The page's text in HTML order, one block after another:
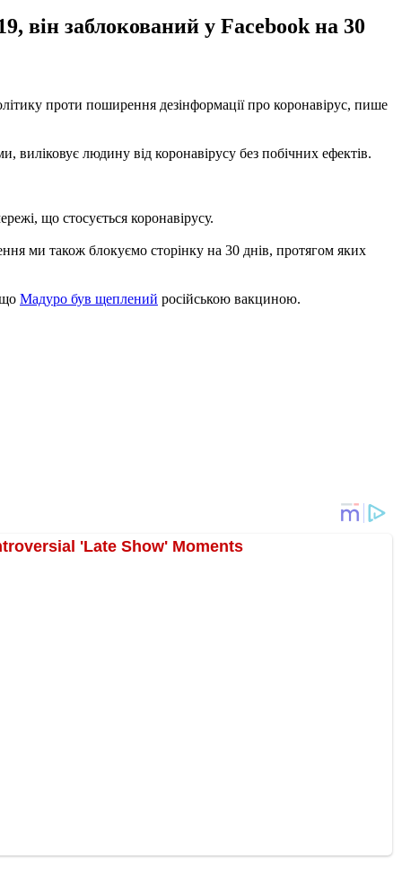
він заблокований у Facebook на 30
проти поширення дезінформації про коронавірус, пише
людину від коронавірусу без побічних ефектів.
що стосується коронавірусу.
ми також блокуємо сторінку на 30 днів, протягом яких
Мадуро був щеплений російською вакциною.